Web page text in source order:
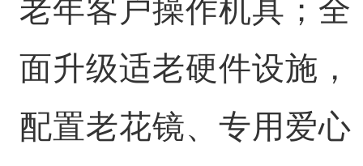
老年客户操作机具；全
面升级适老硬件设施，
配置老花镜、专用爱心